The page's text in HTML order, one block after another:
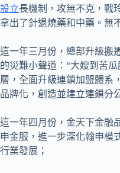
設立長機制，攻無不克，戰
拿出了針退燒藥和中藥。無
這一年三月份，總部升級搬
的災難小聲道：“大嫂到苦
層，全面升級連鎖加盟體系
品牌化，創造並建立連鎖分
這一年四月份，金天下金融
申金服，進一步深化翰申模
行業發展；